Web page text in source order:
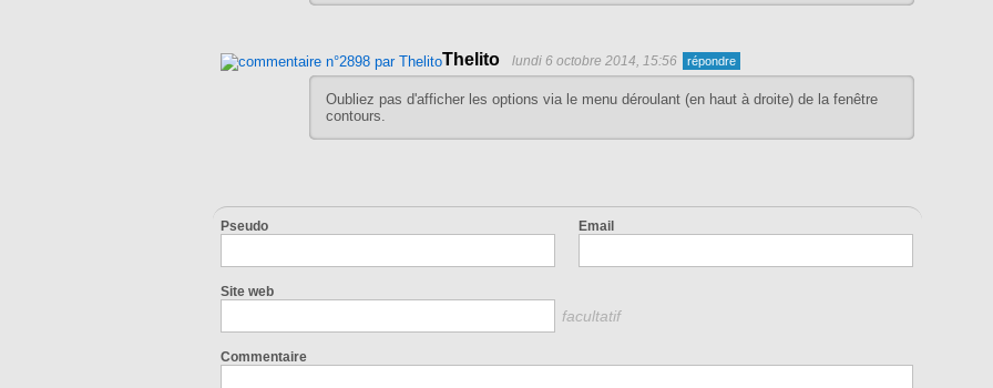
Thelito lundi 6 octobre 2014, 15:56
Oubliez pas d'afficher les options via le menu déroulant (en haut à droite) de la fenêtre
contours.
Pseudo Email
Site web
facultatif
Commentaire